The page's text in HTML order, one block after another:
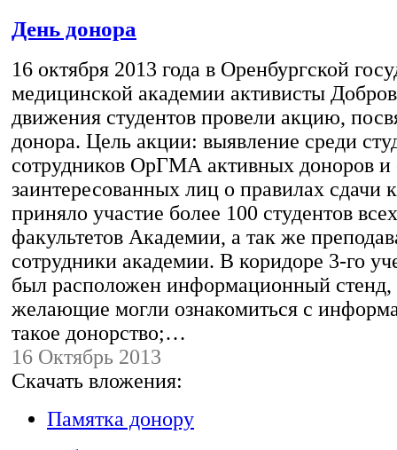
День донора
16 октября 2013 года в Оренбургской
медицинской академии активисты
движения студентов провели акцию,
донора. Цель акции: выявление среди
сотрудников ОрГМА активных доноров и
заинтересованных лиц о правилах сдачи
приняло участие более 100 студентов
факультетов Академии, а так же
сотрудники академии. В коридоре 3-го
был расположен информационный стенд,
желающие могли ознакомиться с
такое донорство;…
16 Октябрь 2013
Скачать вложения:
Памятка донору